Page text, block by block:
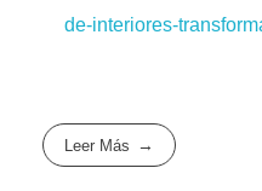
de-interiores-
Leer Más